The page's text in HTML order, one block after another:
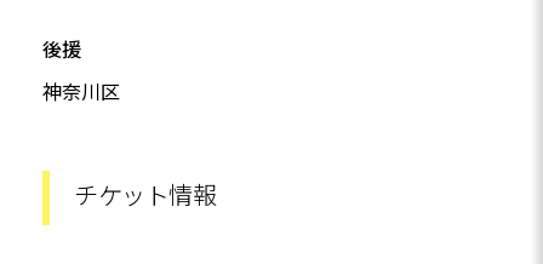
後援
神奈川区
チケット情報